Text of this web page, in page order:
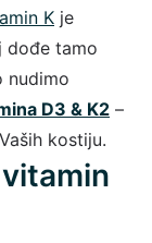
K je
dođe tamo
nudimo
D3 & K2 –
kostiju.